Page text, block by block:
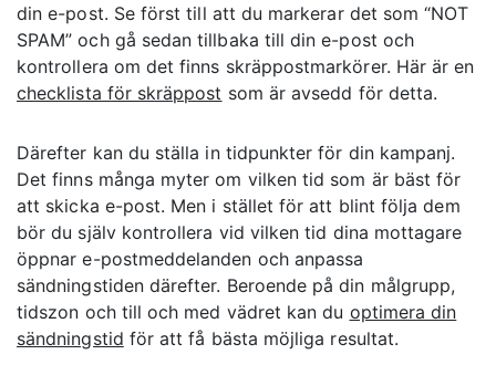
din e-post. Se först till att du markerar det som “NOT
SPAM” och gå sedan tillbaka till din e-post och
kontrollera om det finns skräppostmarkörer. Här är en
checklista för skräppost som är avsedd för detta.
Därefter kan du ställa in tidpunkter för din kampanj.
Det finns många myter om vilken tid som är bäst för
att skicka e-post. Men i stället för att blint följa dem
bör du själv kontrollera vid vilken tid dina mottagare
öppnar e-postmeddelanden och anpassa
sändningstiden därefter. Beroende på din målgrupp,
tidszon och till och med vädret kan du optimera din
sändningstid för att få bästa möjliga resultat.